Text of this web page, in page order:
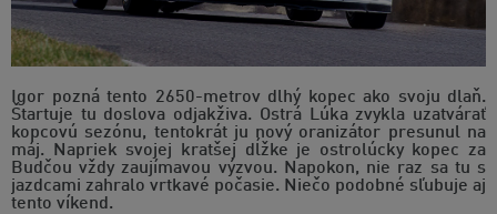
Igor pozná tento 2650-metrov dlhý kopec ako svoju dlaň.
Štartuje tu doslova odjakživa. Ostrá Lúka zvykla uzatvárať
kopcovú sezónu, tentokrát ju nový oranizátor presunul na
máj. Napriek svojej kratšej dĺžke je ostrolúcky kopec za
Budčou vždy zaujímavou výzvou. Napokon, nie raz sa tu s
jazdcami zahralo vrtkavé počasie. Niečo podobné sľubuje aj
tento víkend.